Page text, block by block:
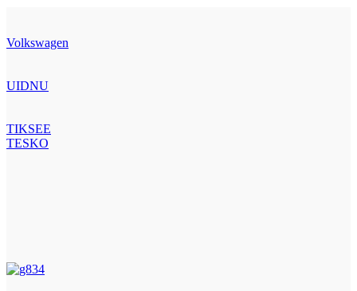
Volkswagen
UIDNU
TIKSEE
TESKO